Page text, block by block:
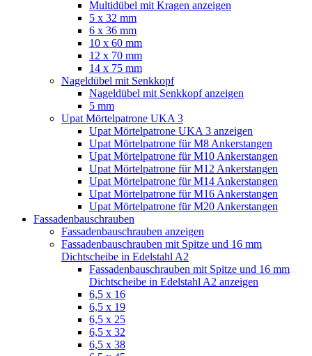
Multidübel mit Kragen anzeigen
5 x 32 mm
6 x 36 mm
10 x 60 mm
12 x 70 mm
14 x 75 mm
Nageldübel mit Senkkopf
Nageldübel mit Senkkopf anzeigen
5 mm
Upat Mörtelpatrone UKA 3
Upat Mörtelpatrone UKA 3 anzeigen
Upat Mörtelpatrone für M8 Ankerstangen
Upat Mörtelpatrone für M10 Ankerstangen
Upat Mörtelpatrone für M12 Ankerstangen
Upat Mörtelpatrone für M14 Ankerstangen
Upat Mörtelpatrone für M16 Ankerstangen
Upat Mörtelpatrone für M20 Ankerstangen
Fassadenbauschrauben
Fassadenbauschrauben anzeigen
Fassadenbauschrauben mit Spitze und 16 mm
Dichtscheibe in Edelstahl A2
Fassadenbauschrauben mit Spitze und 16 mm
Dichtscheibe in Edelstahl A2 anzeigen
6,5 x 16
6,5 x 19
6,5 x 25
6,5 x 32
6,5 x 38